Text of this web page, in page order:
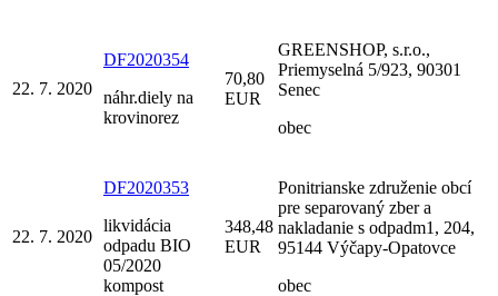
22. 7. 2020
DF2020354
náhr.diely na
krovinorez
70,80
EUR
GREENSHOP, s.r.o.,
Priemyselná 5/923, 90301
Senec
obec
22. 7. 2020
DF2020353
likvidácia
odpadu BIO
05/2020
kompost
348,48
EUR
Ponitrianske združenie obcí
pre separovaný zber a
nakladanie s odpadm1, 204,
95144 Výčapy-Opatovce
obec